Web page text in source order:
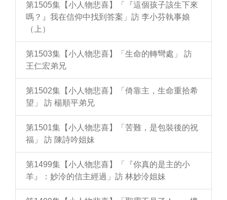
第1505集【小人物悲喜】「『這個孩子該生下來
嗎？』我在信仰中找到答案」訪 李小芬執事娘
（上）
第1503集【小人物悲喜】「生命的轉彎處」 訪
王仁宏弟兄
第1502集【小人物悲喜】「倚靠主，生命重拾希
望」 訪 楊順平弟兄
第1501集【小人物悲喜】「苦難，是包裝後的祝
福」 訪 陳詩吟姐妹
第1499集【小人物悲喜】「『你真的是主的小
羊』：妙泠的信主經過」訪 林妙泠姐妹